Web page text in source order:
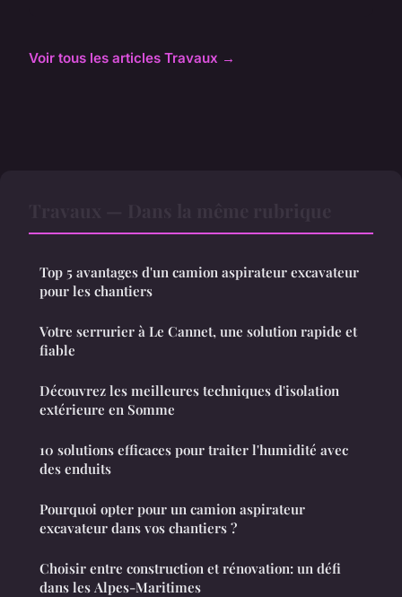
Voir tous les articles Travaux →
Top 5 avantages d'un camion aspirateur excavateur
pour les chantiers
Votre serrurier à Le Cannet, une solution rapide et
fiable
Découvrez les meilleures techniques d'isolation
extérieure en Somme
10 solutions efficaces pour traiter l'humidité avec
des enduits
Pourquoi opter pour un camion aspirateur
excavateur dans vos chantiers ?
Choisir entre construction et rénovation: un défi
dans les Alpes-Maritimes